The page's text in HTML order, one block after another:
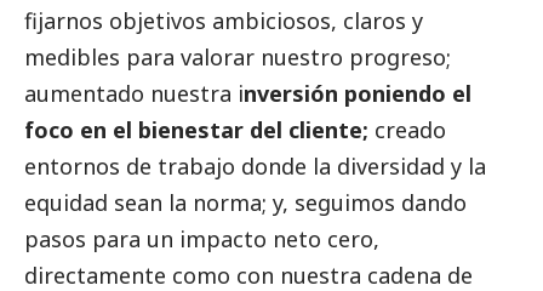
fijarnos objetivos ambiciosos, claros y
medibles para valorar nuestro progreso;
aumentado nuestra inversión poniendo el
foco en el bienestar del cliente; creado
entornos de trabajo donde la diversidad y la
equidad sean la norma; y, seguimos dando
pasos para un impacto neto cero,
directamente como con nuestra cadena de